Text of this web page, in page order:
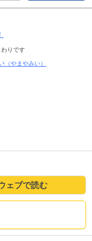
りです
（やまやみい）
ェブで読む